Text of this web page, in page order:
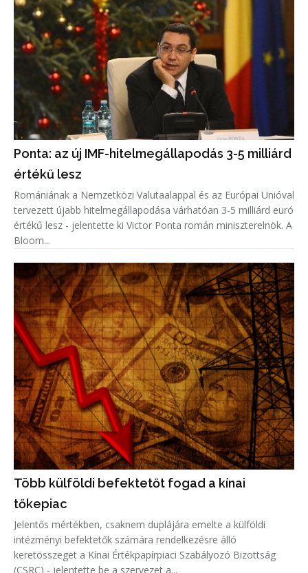
Ponta: az új IMF-hitelmegállapodás 3-5 milliárd
értékű lesz
Romániának a Nemzetközi Valutaalappal és az Európai Unióval
tervezett újabb hitelmegállapodása várhatóan 3-5 milliárd euró
értékű lesz - jelentette ki Victor Ponta román miniszterelnök. A
Bloom...
Több külföldi befektetőt fogad a kínai
tőkepiac
Jelentős mértékben, csaknem duplájára emelte a külföldi
intézményi befektetők számára rendelkezésre álló
keretösszeget a Kínai Értékpapírpiaci Szabályozó Bizottság
(CSRC) - jelentette be a szervezet a...